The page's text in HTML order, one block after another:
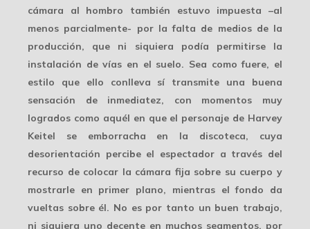
cámara al hombro también estuvo impuesta –al
menos parcialmente- por la falta de medios de la
producción, que ni siquiera podía permitirse la
instalación de vías en el suelo. Sea como fuere, el
estilo que ello conlleva sí transmite una buena
sensación de inmediatez, con momentos muy
logrados como aquél en que el personaje de Harvey
Keitel se emborracha en la discoteca, cuya
desorientación percibe el espectador a través del
recurso de colocar la cámara fija sobre su cuerpo y
mostrarle en primer plano, mientras el fondo da
vueltas sobre él. No es por tanto un buen trabajo,
ni siquiera uno decente en muchos segmentos, por